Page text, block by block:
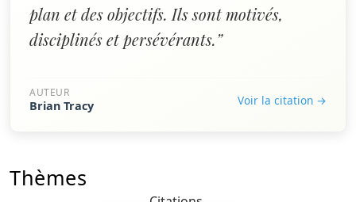
plan et des objectifs. Ils sont motivés,
disciplinés et persévérants.”
AUTEUR
Brian Tracy Voir la citation →
Thèmes